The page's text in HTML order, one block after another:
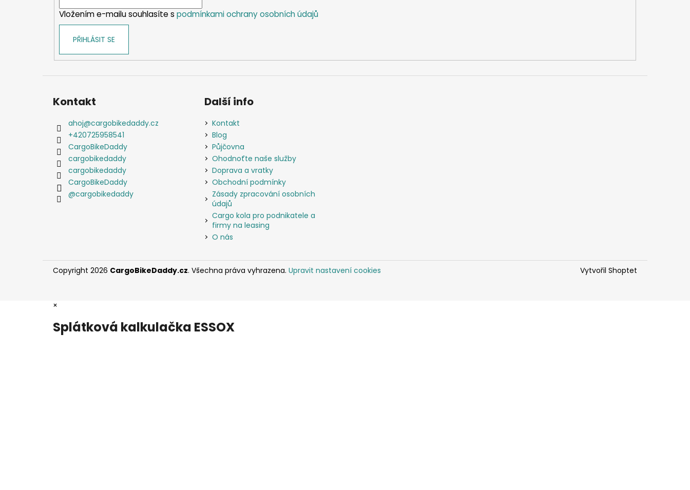
Vložením e-mailu souhlasíte s podmínkami ochrany osobních údajů
PŘIHLÁSIT SE
Kontakt
ahoj@cargobikedaddy.cz
+420725958541
CargoBikeDaddy
cargobikedaddy
cargobikedaddy
CargoBikeDaddy
@cargobikedaddy
Další info
Kontakt
Blog
Půjčovna
Ohodnoťte naše služby
Doprava a vratky
Obchodní podmínky
Zásady zpracování osobních
údajů
Cargo kola pro podnikatele a
firmy na leasing
O nás
Vytvořil Shoptet
Copyright 2026 CargoBikeDaddy.cz. Všechna práva vyhrazena. Upravit nastavení cookies
×
Splátková kalkulačka ESSOX